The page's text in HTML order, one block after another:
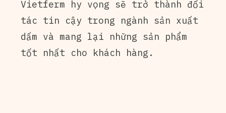
Vietferm hy vọng sẽ trở thành đối
tác tin cậy trong ngành sản xuất
dấm và mang lại những sản phẩm
tốt nhất cho khách hàng.